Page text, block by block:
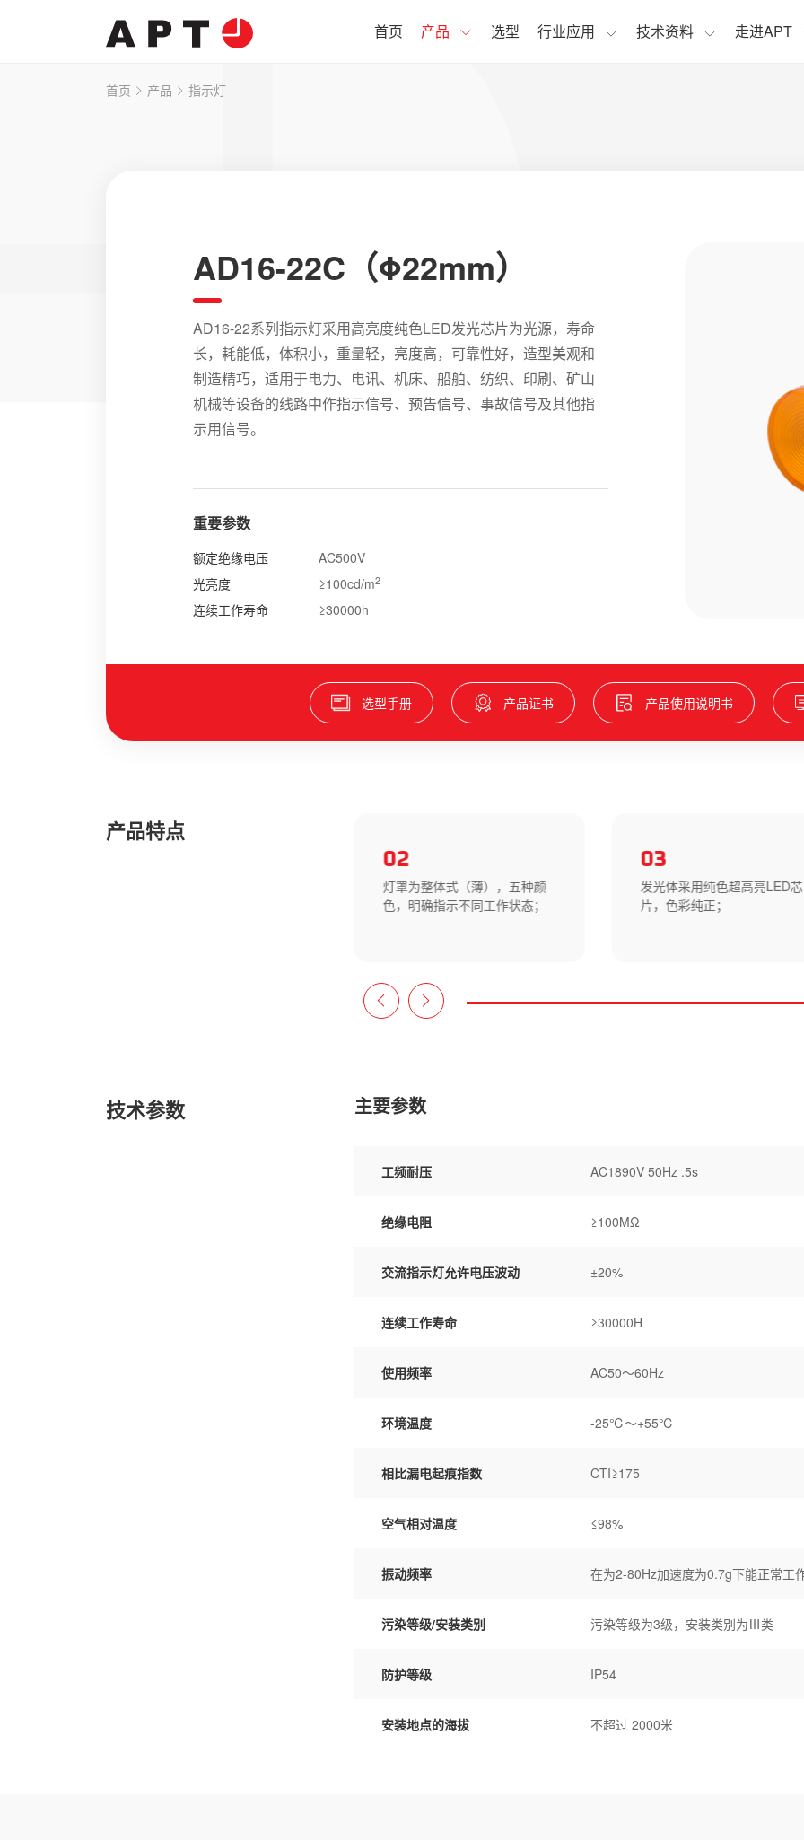
首页 产品 选型 行业应用 技术资料 走进APT
首页 产品 指示灯
AD16-22C（Φ22mm）
AD16-22系列指示灯采用高亮度纯色LED发光芯片为光源，寿命
长，耗能低，体积小，重量轻，亮度高，可靠性好，造型美观和
制造精巧，适用于电力、电讯、机床、船舶、纺织、印刷、矿山
机械等设备的线路中作指示信号、预告信号、事故信号及其他指
示用信号。
重要参数
额定绝缘电压
AC500V
光亮度
≥100cd/m2
连续工作寿命 ≥30000h
选型手册 产品证书 产品使用说明书
产品特点
02
灯罩为整体式（薄），五种颜
色，明确指示不同工作状态；
03
发光体采用纯色超高亮LED芯
片，色彩纯正；
技术参数 主要参数
工频耐压 AC1890V 50Hz .5s
绝缘电阻 ≥100MΩ
交流指示灯允许电压波动 ±20%
连续工作寿命 ≥30000H
使用频率 AC50～60Hz
环境温度 -25℃～+55℃
相比漏电起痕指数 CTI≥175
空气相对温度 ≤98%
振动频率 在为2-80Hz加速度为0.7g下能正常工
污染等级/安装类别 污染等级为3级，安装类别为Ⅲ类
防护等级 IP54
安装地点的海拔 不超过 2000米